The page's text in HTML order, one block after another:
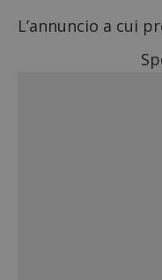
L’annuncio a cui